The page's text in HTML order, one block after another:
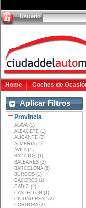
Usuario
Home Coches de
Aplicar Filtros
Provincia
ALAVA (1)
ALBACETE (1)
ALICANTE (2)
ALMERIA (1)
AVILA (1)
BADAJOZ (1)
BALEARES (2)
BARCELONA (8)
BURGOS (1)
CACERES (2)
CADIZ (2)
CASTELLON (1)
CIUDAD REAL (2)
CORDOBA (2)